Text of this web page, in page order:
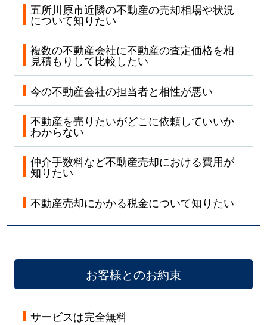
五所川原市近隣の不動産の売却相場や状況
について知りたい
複数の不動産会社に不動産の査定価格を相
見積もりして比較したい
今の不動産会社の担当者と相性が悪い
不動産を売りたいがどこに依頼していいか
わからない
仲介手数料など不動産売却における費用が
知りたい
不動産売却にかかる税金について知りたい
お客様とのお約束
サービスは完全無料